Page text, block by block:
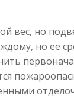
вес, но
но ее